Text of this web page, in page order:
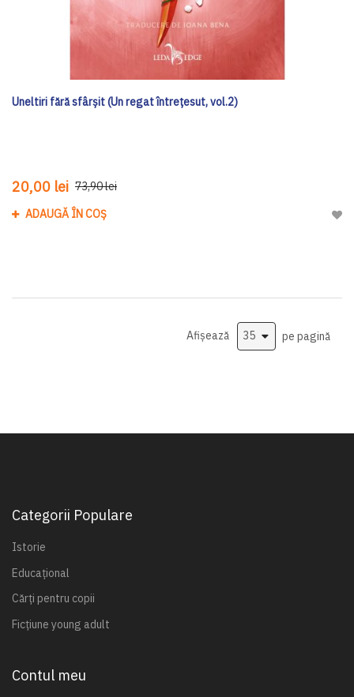
Uneltiri fără sfârșit (Un regat întrețesut, vol.2)
20,00 lei 73,90 lei
ADAUGĂ ÎN COȘ
Afișează pe pagină
Categorii Populare
Istorie
Educațional
Cărți pentru copii
Ficțiune young adult
Contul meu